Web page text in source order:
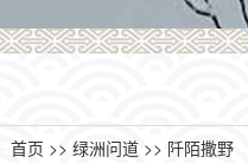
首页 >> 绿洲问道 >> 阡陌撒野